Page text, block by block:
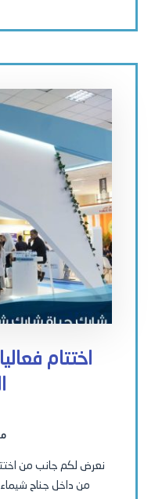
اختتام
نعرض لكم جانب من
من داخل جناح